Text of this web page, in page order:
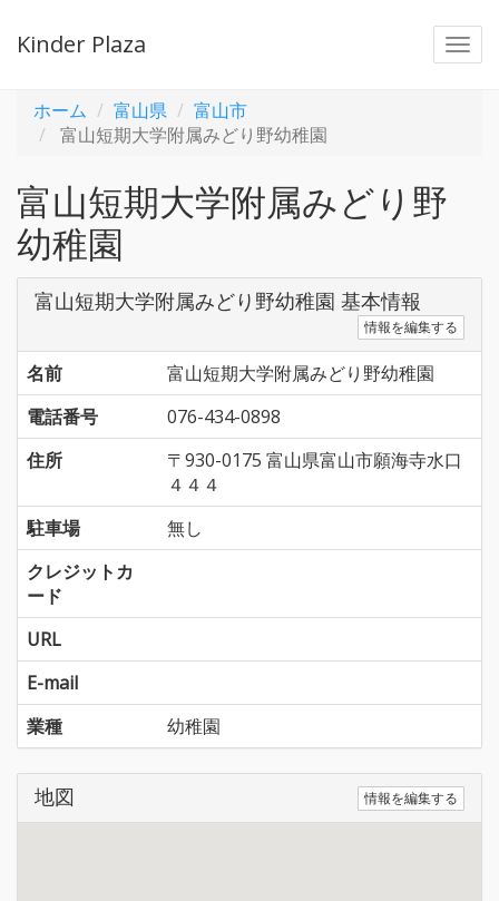
Kinder Plaza
ホーム 富山県
富山市
富山短期大学附属みどり野幼稚園
富山短期大学附属みどり野
幼稚園
富山短期大学附属みどり野幼稚園 基本情報
情報を編集する
名前
富山短期大学附属みどり野幼稚園
電話番号
076-434-0898
住所
〒930-0175 富山県富山市願海寺水口
４４４
駐車場
無し
クレジットカ
ード
URL
E-mail
業種
幼稚園
地図 情報を編集する